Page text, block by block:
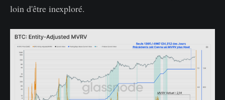
loin d'être inexploré.